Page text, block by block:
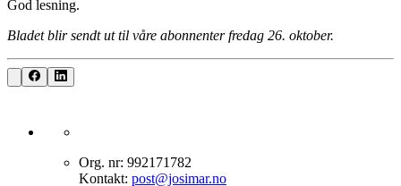
God lesning.
Bladet blir sendt ut til våre abonnenter fredag 26. oktober.
Org. nr: 992171782
Kontakt: post@josimar.no